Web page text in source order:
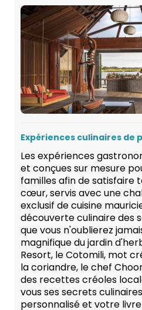
Expériences culinaires de
Les expériences
et conçues sur mesure
familles afin de satisfaire
cœur, servis avec une
exclusif de cuisine
découverte culinaire des
que vous n'oublierez
magnifique du jardin
Resort, le Cotomili, mot
la coriandre, le chef
des recettes créoles
vous ses secrets
personnalisé et votre